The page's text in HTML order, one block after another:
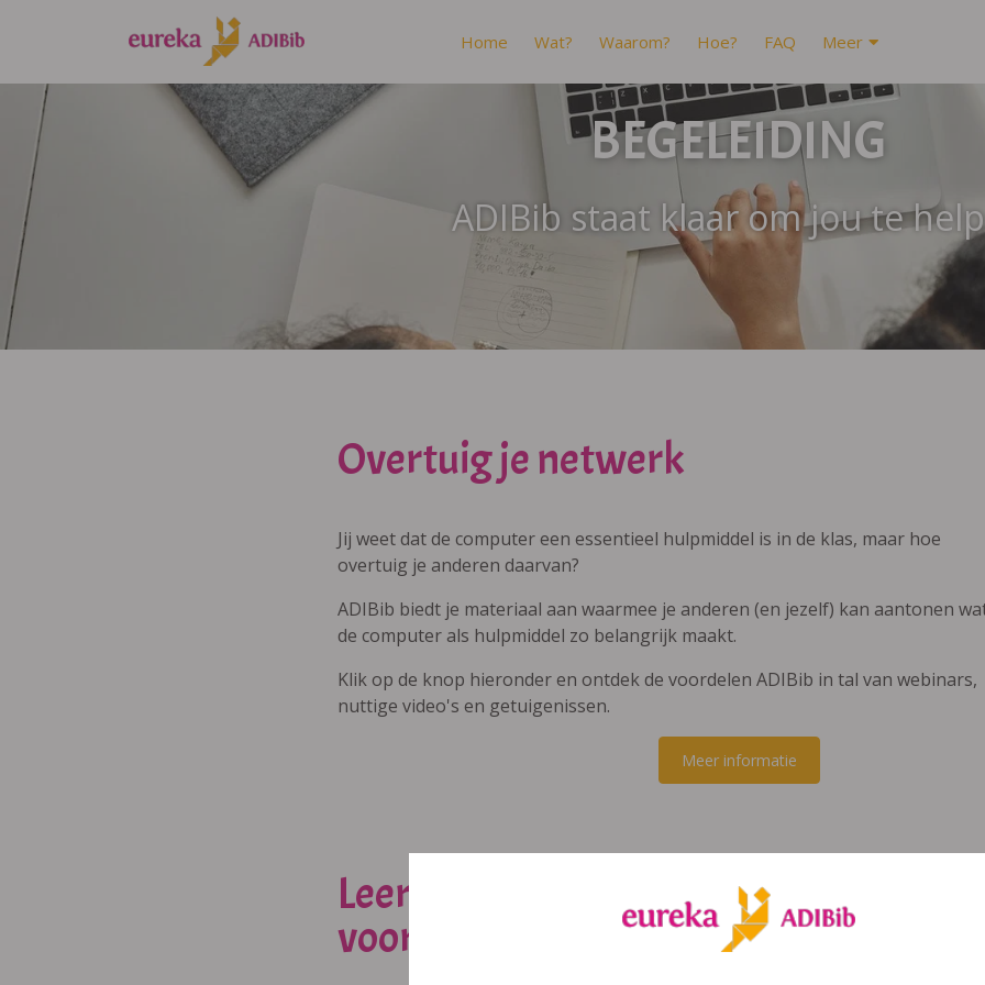
Home Wat? Waarom? Hoe? FAQ Meer
BEGELEIDING
ADIBib staat klaar om jou te
Overtuig je netwerk
Jij weet dat de computer een essentieel hulpmiddel is in de klas, maar hoe
overtuig je anderen daarvan?
ADIBib biedt je materiaal aan waarmee je anderen (en jezelf) kan aantonen
de computer als hulpmiddel zo belangrijk maakt.
Klik op de knop hieronder en ontdek de voordelen ADIBib in tal van webinars,
nuttige video's en getuigenissen.
Meer informatie
Leer werken met ADIBoeken en
voorleessoftware